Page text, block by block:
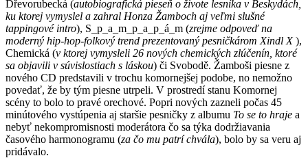
Dřevorubecká (autobiografická pieseň o živote lesníka v Beskydách,
ku ktorej vymyslel a zahral Honza Žamboch aj veľmi slušné
tappingové intro), S_p_a_m_p_a_p_á_m (zrejme odpoveď na
moderný hip-hop-folkový trend prezentovaný pesničkárom Xindl X),
Chemická (v ktorej vymysleli 26 nových chemických zlúčenín, ktoré
sa objavili v súvislostiach s láskou) či Svobodě. Žamboši piesne z
nového CD predstavili v trochu komornejšej podobe, no nemožno
povedať, že by tým piesne utrpeli. V prostredí stanu Komornej
scény to bolo to pravé orechové. Popri nových zazneli počas 45
minútového vystúpenia aj staršie pesničky z albumu To se to hraje a
nebyť nekompromisnosti moderátora čo sa týka dodržiavania
časového harmonogramu (za čo mu patrí chvála), bolo by sa veru aj
pridávalo.